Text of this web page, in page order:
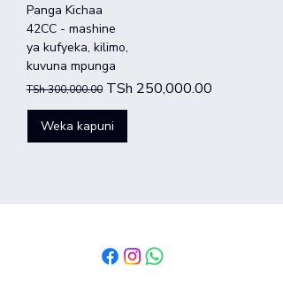
Panga Kichaa
42CC - mashine
ya kufyeka, kilimo,
kuvuna mpunga
Regular Price
TSh 300,000.00 Sale Price
TSh 250,000.00
Weka kapuni